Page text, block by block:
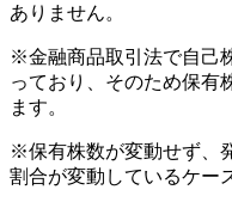
ありません。
※金融商品取引法で自己
っており、そのため保有
ます。
※保有株数が変動せず、
割合が変動しているケー